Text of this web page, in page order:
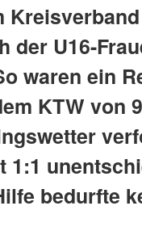
der U16-
waren ein
KTW von
1:1
bedurfte